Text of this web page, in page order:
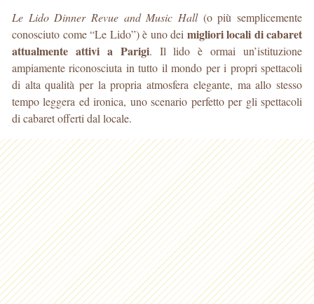
Le Lido Dinner Revue and Music Hall(o più semplicemente
conosciuto come “Le Lido”) è uno dei migliori locali di cabaret
attualmente attivi a Parigi. Il lido è ormai un’istituzione
ampiamente riconosciuta in tutto il mondo per i propri spettacoli
di alta qualità per la propria atmosfera elegante, ma allo stesso
tempo leggera ed ironica, uno scenario perfetto per gli spettacoli
di cabaret offerti dal locale.